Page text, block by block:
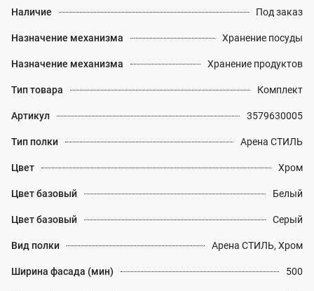
Наличие Под заказ
Назначение механизма Хранение посуды
Назначение механизма Хранение продуктов
Тип товара Комплект
Артикул 3579630005
Тип полки Арена СТИЛЬ
Цвет Хром
Цвет базовый Белый
Цвет базовый Серый
Вид полки Арена СТИЛЬ, Хром
Ширина фасада (мин) 500